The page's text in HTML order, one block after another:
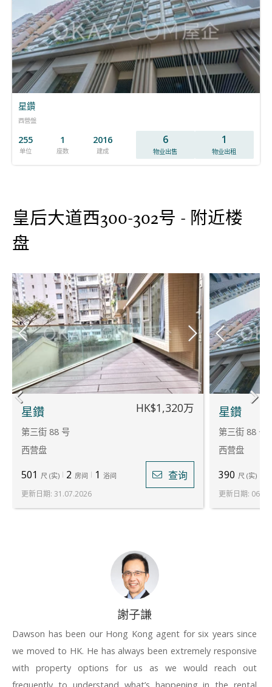
星鑽
西營盤
255
单位
1
座数
2016
建成
6
物业出售
1
物业出租
皇后大道西300-302号 - 附近楼
盘
星鑽
第三街 88 号
西营盘
HK$1,320万
501 尺 (实) 2 房间 1 浴间 查询
更新日期: 31.07.2026
星鑽
第三街 88 号
西营盘
390 尺 (实)
更新日期:
謝子謙
Dawson has been our Hong Kong agent for six years since
we moved to HK. He has always been extremely responsive
with property options for us as we would reach out